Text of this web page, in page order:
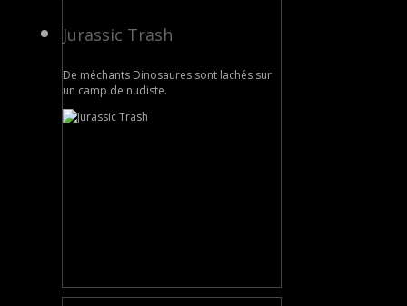
Jurassic Trash
De méchants Dinosaures sont lachés sur
un camp de nudiste.